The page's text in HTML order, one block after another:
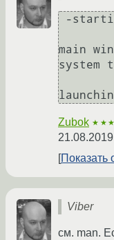
main
system
Zubok
Показать
Viber
см. man.